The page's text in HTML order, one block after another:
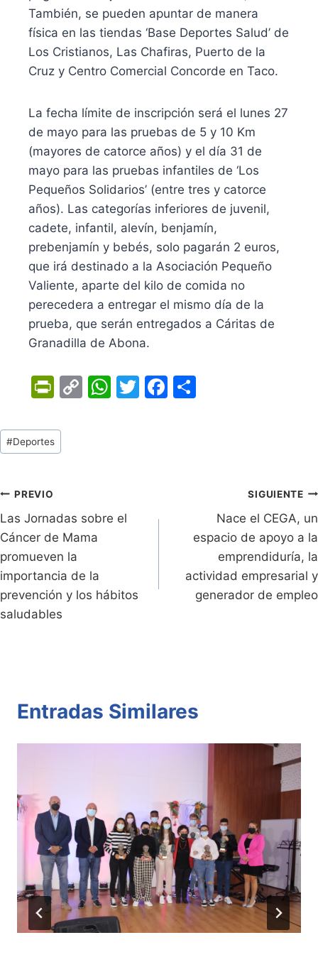
También, se pueden apuntar de manera
física en las tiendas ‘Base Deportes Salud’ de
Los Cristianos, Las Chafiras, Puerto de la
Cruz y Centro Comercial Concorde en Taco.
La fecha límite de inscripción será el lunes 27
de mayo para las pruebas de 5 y 10 Km
(mayores de catorce años) y el día 31 de
mayo para las pruebas infantiles de ‘Los
Pequeños Solidarios’ (entre tres y catorce
años). Las categorías inferiores de juvenil,
cadete, infantil, alevín, benjamín,
prebenjamín y bebés, solo pagarán 2 euros,
que irá destinado a la Asociación Pequeño
Valiente, aparte del kilo de comida no
perecedera a entregar el mismo día de la
prueba, que serán entregados a Cáritas de
Granadilla de Abona.
Pr
tF
ri
dl
y
C
k
W
p
T
F
Tags
de
#Deportes
Navegación
de
entradas
PREVIO
Las Jornadas sobre el
Cáncer de Mama
promueven la
importancia de la
prevención y los hábitos
saludables
SIGUIENTE
Nace el CEGA, un
espacio de apoyo a la
emprendiduría, la
actividad empresarial y
generador de empleo
Entradas Similares